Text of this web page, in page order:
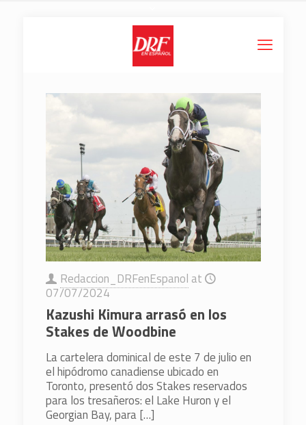
Redaccion_DRFenEspanol at
07/07/2024
Kazushi Kimura arrasó en los
Stakes de Woodbine
La cartelera dominical de este 7 de julio en
el hipódromo canadiense ubicado en
Toronto, presentó dos Stakes reservados
para los tresañeros: el Lake Huron y el
Georgian Bay, para[…]